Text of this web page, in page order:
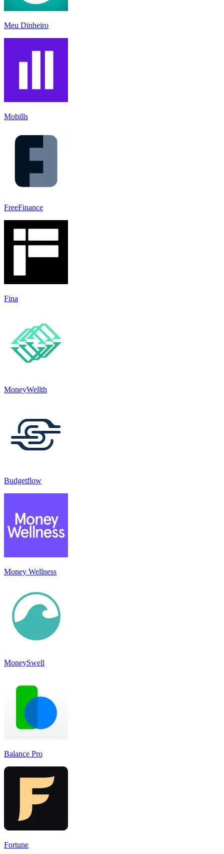
Meu Dinheiro
Mobills
FreeFinance
Fina
MoneyWellth
Budgetflow
Money Wellness
MoneySwell
Balance Pro
Fortune